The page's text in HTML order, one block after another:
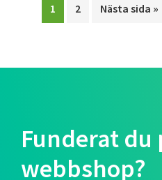
Sida
1 Sida
2
Go
Nästa sida »
Funderat du
webbshop?